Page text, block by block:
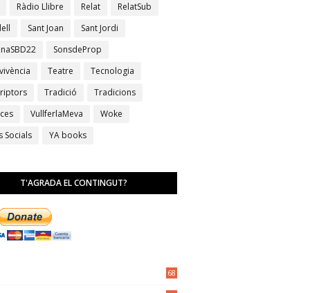
Ràdio Llibre Relat
RelatSub
Sant Joan
Sant Jordi
SonsdeProp
Teatre
Tecnologia
Tradició
Tradicions
VullferlaMeva
Woke
Socials
YA books
T'AGRADA EL CONTINGUT?
68